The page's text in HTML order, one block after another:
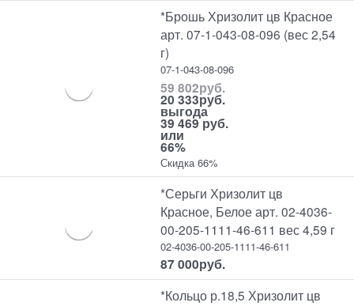
*Брошь Хризолит цв Красное
арт. 07-1-043-08-096 (вес 2,54
г)
07-1-043-08-096
59 802руб.
20 333руб.
выгода
39 469 руб.
или
66%
Скидка 66%
*Серьги Хризолит цв
Красное, Белое арт. 02-4036-
00-205-1111-46-611 вес 4,59 г
02-4036-00-205-1111-46-611
87 000руб.
*Кольцо р.18,5 Хризолит цв